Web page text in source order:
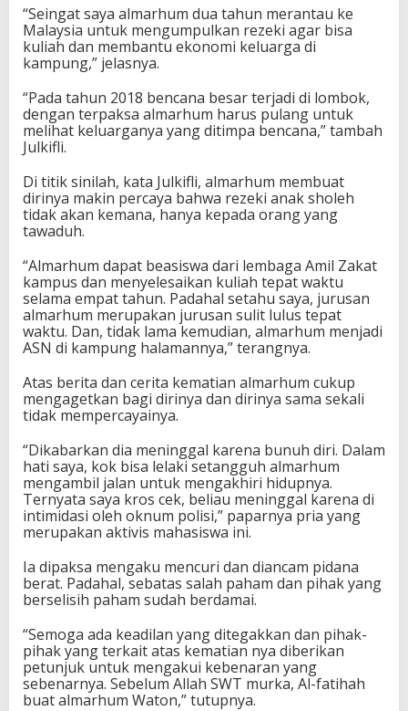
“Seingat saya almarhum dua tahun merantau ke
Malaysia untuk mengumpulkan rezeki agar bisa
kuliah dan membantu ekonomi keluarga di
kampung,” jelasnya.
“Pada tahun 2018 bencana besar terjadi di lombok,
dengan terpaksa almarhum harus pulang untuk
melihat keluarganya yang ditimpa bencana,” tambah
Julkifli.
Di titik sinilah, kata Julkifli, almarhum membuat
dirinya makin percaya bahwa rezeki anak sholeh
tidak akan kemana, hanya kepada orang yang
tawaduh.
“Almarhum dapat beasiswa dari lembaga Amil Zakat
kampus dan menyelesaikan kuliah tepat waktu
selama empat tahun. Padahal setahu saya, jurusan
almarhum merupakan jurusan sulit lulus tepat
waktu. Dan, tidak lama kemudian, almarhum menjadi
ASN di kampung halamannya,” terangnya.
Atas berita dan cerita kematian almarhum cukup
mengagetkan bagi dirinya dan dirinya sama sekali
tidak mempercayainya.
“Dikabarkan dia meninggal karena bunuh diri. Dalam
hati saya, kok bisa lelaki setangguh almarhum
mengambil jalan untuk mengakhiri hidupnya.
Ternyata saya kros cek, beliau meninggal karena di
intimidasi oleh oknum polisi,” paparnya pria yang
merupakan aktivis mahasiswa ini.
Ia dipaksa mengaku mencuri dan diancam pidana
berat. Padahal, sebatas salah paham dan pihak yang
berselisih paham sudah berdamai.
“Semoga ada keadilan yang ditegakkan dan pihak-
pihak yang terkait atas kematian nya diberikan
petunjuk untuk mengakui kebenaran yang
sebenarnya. Sebelum Allah SWT murka, Al-fatihah
buat almarhum Waton,” tutupnya.